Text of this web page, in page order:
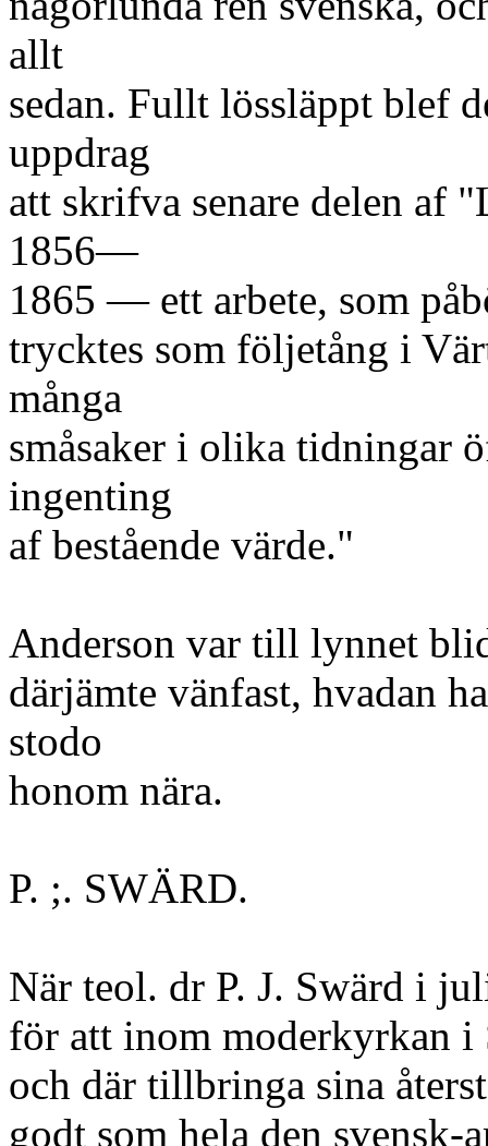
allt
sedan. Fullt lössläppt blef
uppdrag
att skrifva senare delen af
1856—
1865 — ett arbete, som
trycktes som följetång i
många
småsaker i olika tidningar
ingenting
af bestående värde."
Anderson var till lynnet
därjämte vänfast, hvadan
stodo
honom nära.
P. ;. SWÄRD.
När teol. dr P. J. Swärd i
för att inom moderkyrkan i
och där tillbringa sina
godt som hela den